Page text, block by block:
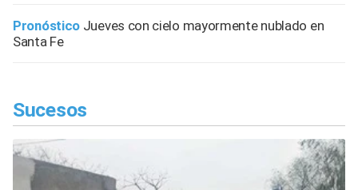
Pronóstico Jueves con cielo mayormente nublado en
Santa Fe
Sucesos